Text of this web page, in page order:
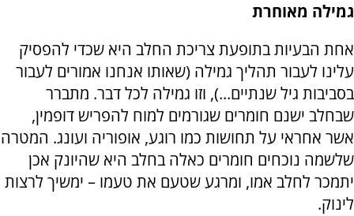
גמילה מאוחרת
אחת הבעיות בתופעת צריכת החלב היא שכדי להפסיק
עלינו לעבור תהליך גמילה (שאותו אנחנו אמורים לעבור
בסביבות גיל שנתיים...), וזו גמילה לכל דבר. מתברר
שבחלב ישנם חומרים שגורמים למוח להפריש דופמין,
אשר אחראי על תחושות כמו רוגע, אופוריה ועונג. המטרה
שלשמה נוכחים חומרים כאלה בחלב היא שהיונק אכן
יתמכר לחלב אמו, ומרגע שטעם את טעמו – ימשיך לרצות
לינוק.